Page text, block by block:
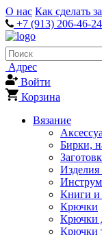
О нас Как сделать
+7 (913) 206-46-24
Адрес
Войти
Корзина
Вязание
Бирки,
Книги и
Крючки
Крючки
Крючки